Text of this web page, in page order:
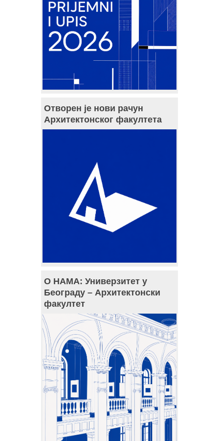
Отворен је нови рачун
Архитектонског факултета
О НАМА: Универзитет у
Београду – Архитектонски
факултет